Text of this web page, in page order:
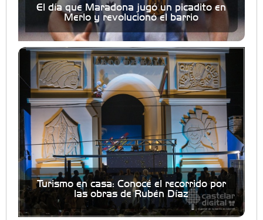
El día que Maradona jugó un picadito en
Merlo y revolucionó el barrio
Turismo en casa: Conocé el recorrido por
las obras de Rubén Díaz